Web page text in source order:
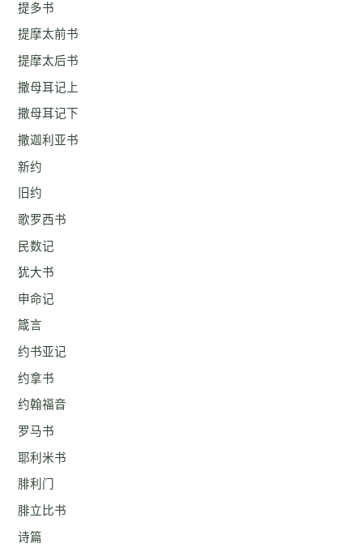
提多书
提摩太前书
提摩太后书
撒母耳记上
撒母耳记下
撒迦利亚书
新约
旧约
歌罗西书
民数记
犹大书
申命记
箴言
约书亚记
约拿书
约翰福音
罗马书
耶利米书
腓利门
腓立比书
诗篇